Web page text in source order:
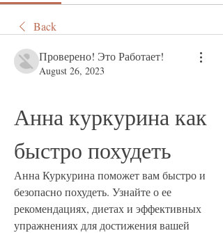
Back
Проверено! Это Работает!
August 26, 2023
Анна куркурина как
быстро похудеть
Анна Куркурина поможет вам быстро и
безопасно похудеть. Узнайте о ее
рекомендациях, диетах и эффективных
упражнениях для достижения вашей